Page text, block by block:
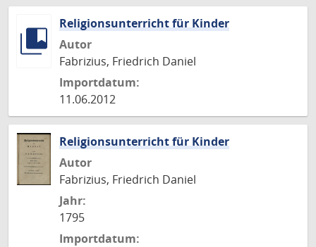
Religionsunterricht für Kinder
Autor
Fabrizius, Friedrich Daniel
Importdatum:
11.06.2012
Religionsunterricht für Kinder
Autor
Fabrizius, Friedrich Daniel
Jahr:
1795
Importdatum: